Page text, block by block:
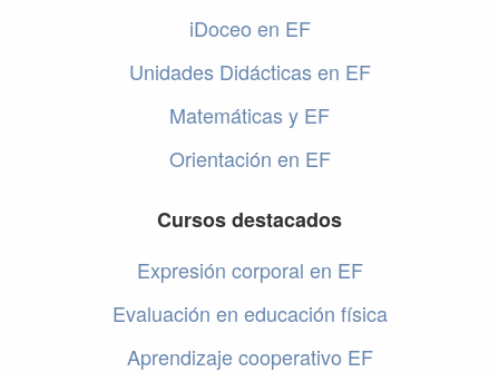
iDoceo en EF
Unidades Didácticas en EF
Matemáticas y EF
Orientación en EF
Cursos destacados
Expresión corporal en EF
Evaluación en educación física
Aprendizaje cooperativo EF